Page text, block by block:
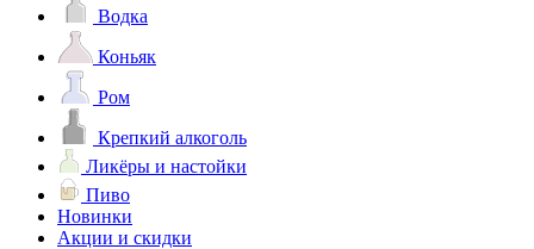
Водка
Коньяк
Ром
Крепкий алкоголь
Ликёры и настойки
Пиво
Новинки
Акции и скидки